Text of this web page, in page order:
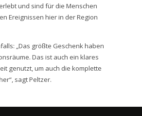
und sind für die Menschen
Ereignissen hier in der Region
„Das größte Geschenk haben
Das ist auch ein klares
genutzt, um auch die komplette
sagt Peltzer.